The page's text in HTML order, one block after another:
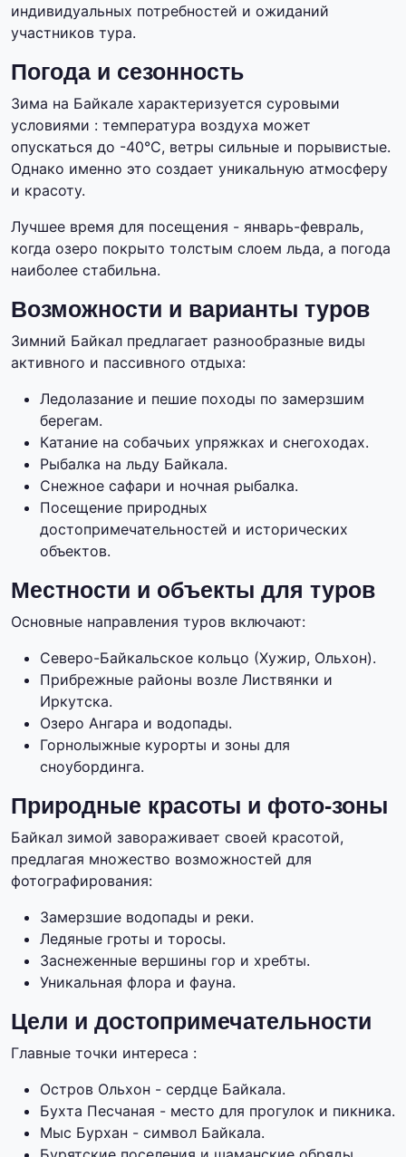
индивидуальных потребностей и ожиданий
участников тура.
Погода и сезонность
Зима на Байкале характеризуется суровыми
условиями : температура воздуха может
опускаться до -40°C, ветры сильные и порывистые.
Однако именно это создает уникальную атмосферу
и красоту.
Лучшее время для посещения - январь-февраль,
когда озеро покрыто толстым слоем льда, а погода
наиболее стабильна.
Возможности и варианты туров
Зимний Байкал предлагает разнообразные виды
активного и пассивного отдыха:
Ледолазание и пешие походы по замерзшим
берегам.
Катание на собачьих упряжках и снегоходах.
Рыбалка на льду Байкала.
Снежное сафари и ночная рыбалка.
Посещение природных
достопримечательностей и исторических
объектов.
Местности и объекты для туров
Основные направления туров включают:
Северо-Байкальское кольцо (Хужир, Ольхон).
Прибрежные районы возле Листвянки и
Иркутска.
Озеро Ангара и водопады.
Горнолыжные курорты и зоны для
сноубординга.
Природные красоты и фото-зоны
Байкал зимой завораживает своей красотой,
предлагая множество возможностей для
фотографирования:
Замерзшие водопады и реки.
Ледяные гроты и торосы.
Заснеженные вершины гор и хребты.
Уникальная флора и фауна.
Цели и достопримечательности
Главные точки интереса :
Остров Ольхон - сердце Байкала.
Бухта Песчаная - место для прогулок и пикника.
Мыс Бурхан - символ Байкала.